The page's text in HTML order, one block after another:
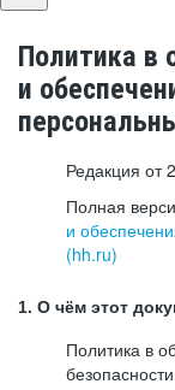
Политика в
и
Редакция от
Полная
и
(hh.ru)
1. О чём этот
Политика в